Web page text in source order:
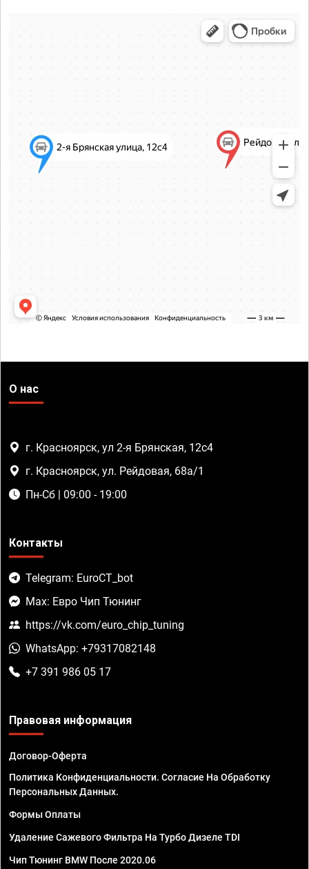
О нас
г. Красноярск, ул 2-я Брянская, 12с4
г. Красноярск, ул. Рейдовая, 68а/1
Пн-Сб | 09:00 - 19:00
Контакты
Telegram: EuroCT_bot
Max: Евро Чип Тюнинг
https://vk.com/euro_chip_tuning
WhatsApp: +79317082148
+7 391 986 05 17
Правовая информация
Договор-Оферта
Политика Конфиденциальности. Согласие На Обработку
Персональных Данных.
Формы Оплаты
Удаление Сажевого Фильтра На Турбо Дизеле TDI
Чип Тюнинг BMW После 2020.06